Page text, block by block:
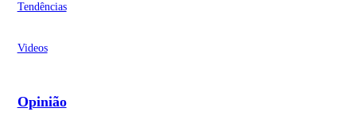
Tendências
Videos
Opinião